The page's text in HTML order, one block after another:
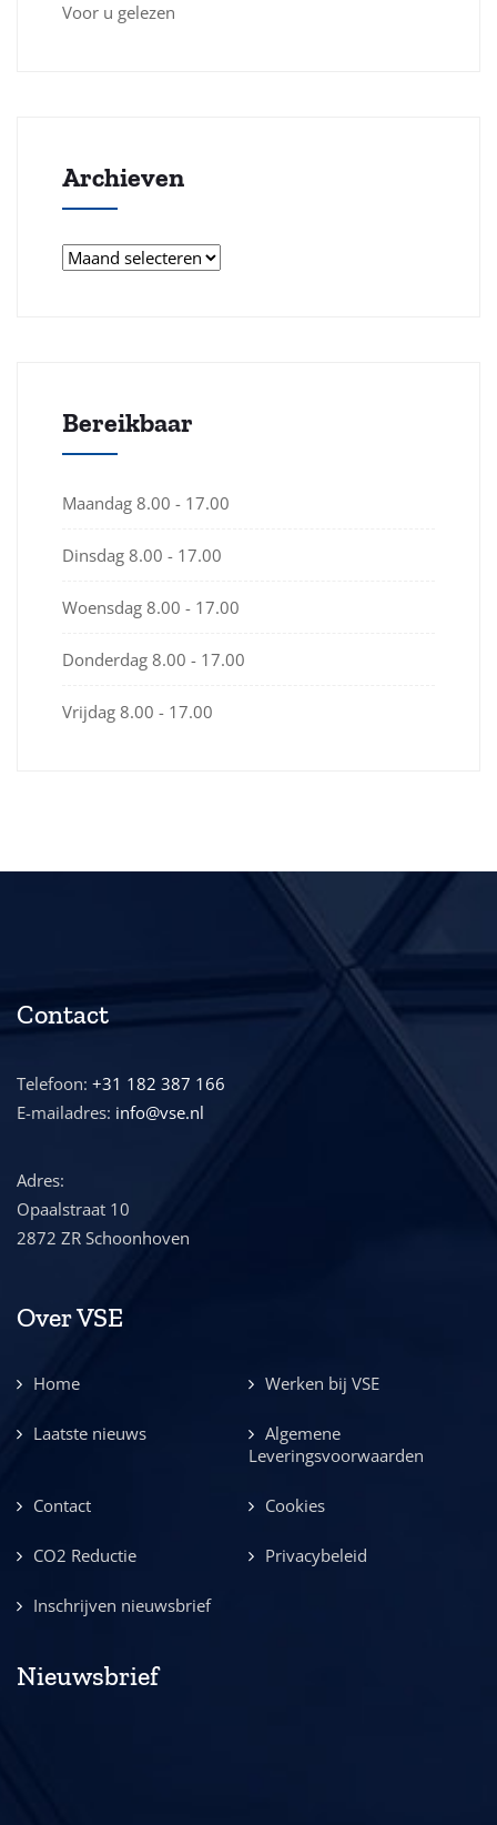
Voor u gelezen
Archieven
Archieven
Bereikbaar
Maandag 8.00 - 17.00
Dinsdag 8.00 - 17.00
Woensdag 8.00 - 17.00
Donderdag 8.00 - 17.00
Vrijdag 8.00 - 17.00
Contact
Telefoon: +31 182 387 166
E-mailadres: info@vse.nl
Adres:
Opaalstraat 10
2872 ZR Schoonhoven
Over VSE
Home Werken bij VSE
Laatste nieuws
Algemene
Leveringsvoorwaarden
Contact Cookies
CO2 Reductie Privacybeleid
Inschrijven nieuwsbrief
Nieuwsbrief